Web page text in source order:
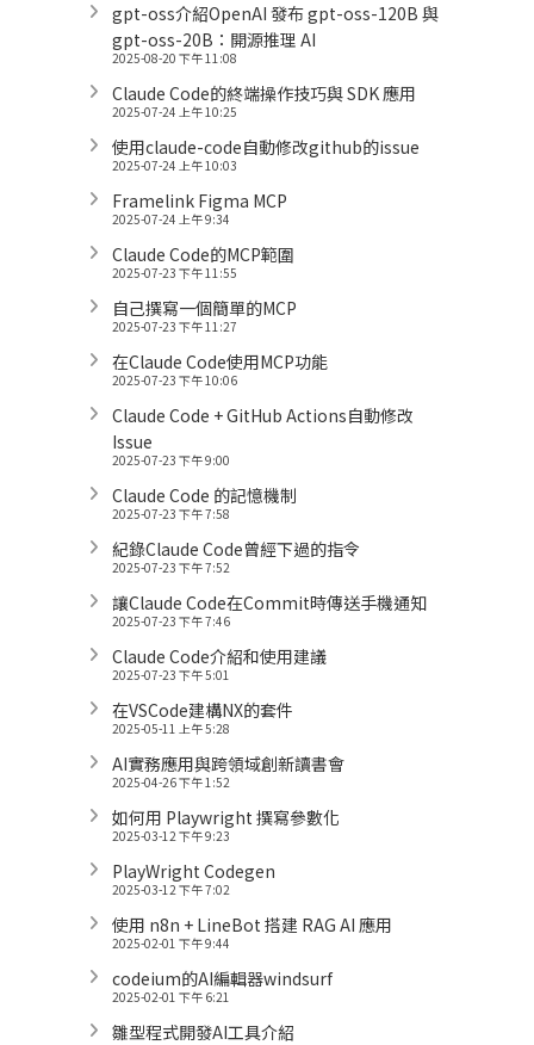
gpt-oss介紹OpenAI 發布 gpt-oss-120B 與
gpt-oss-20B：開源推理 AI
2025-08-20 下午 11:08
Claude Code的終端操作技巧與 SDK 應用
2025-07-24 上午 10:25
使用claude-code自動修改github的issue
2025-07-24 上午 10:03
Framelink Figma MCP
2025-07-24 上午 9:34
Claude Code的MCP範圍
2025-07-23 下午 11:55
自己撰寫一個簡單的MCP
2025-07-23 下午 11:27
在Claude Code使用MCP功能
2025-07-23 下午 10:06
Claude Code + GitHub Actions自動修改
Issue
2025-07-23 下午 9:00
Claude Code 的記憶機制
2025-07-23 下午 7:58
紀錄Claude Code曾經下過的指令
2025-07-23 下午 7:52
讓Claude Code在Commit時傳送手機通知
2025-07-23 下午 7:46
Claude Code介紹和使用建議
2025-07-23 下午 5:01
在VSCode建構NX的套件
2025-05-11 上午 5:28
AI實務應用與跨領域創新讀書會
2025-04-26 下午 1:52
如何用 Playwright 撰寫參數化
2025-03-12 下午 9:23
PlayWright Codegen
2025-03-12 下午 7:02
使用 n8n + LineBot 搭建 RAG AI 應用
2025-02-01 下午 9:44
codeium的AI編輯器windsurf
2025-02-01 下午 6:21
雛型程式開發AI工具介紹